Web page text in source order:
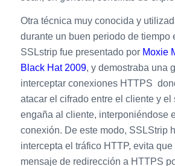
Otra técnica muy conocida y
durante un buen periodo de tiempo
SSLstrip fue presentado por Moxie
Black Hat 2009, y demostraba una
interceptar conexiones HTTPS
atacar el cifrado entre el cliente y el
engaña al cliente, interponiéndose
conexión. De este modo, SSLStrip
intercepta el tráfico HTTP, evita
mensaje de redirección a HTTPS